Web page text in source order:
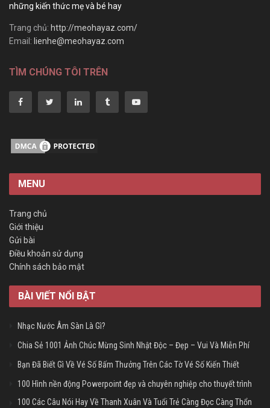
những kiến thức mẹ và bé hay
Trang chủ: http://meohayaz.com/
Email: lienhe@meohayaz.com
TÌM CHÚNG TÔI TRÊN
MENU
Trang chủ
Giới thiệu
Gửi bài
Điều khoản sử dụng
Chính sách bảo mật
BÀI VIẾT NỔI BẬT
Nhạc Nước Âm Sàn Là Gì?
Chia Sẻ 1001 Ảnh Chúc Mừng Sinh Nhật Độc – Đẹp – Vui Và Miễn Phí
Bạn Đã Biết Gì Về Vé Số Bấm Thưởng Trên Các Tờ Vé Số Kiến Thiết
100 Hình nền động Powerpoint đẹp và chuyên nghiệp cho thuyết trình
100 Các Câu Nói Hay Về Thanh Xuân Và Tuổi Trẻ Càng Đọc Càng Thổn